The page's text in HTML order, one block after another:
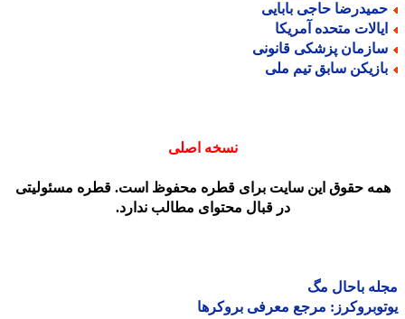
حاجی بابایی
متحده آمریکا
پزشکی قانونی
سابق تیم ملی
نسخه اصلی
حقوق این سایت برای قطره محفوظ است. قطره مسئولیتی
در قبال محتوای مطالب ندارد.
باحال مگ
مرجع معرفی بروکرها